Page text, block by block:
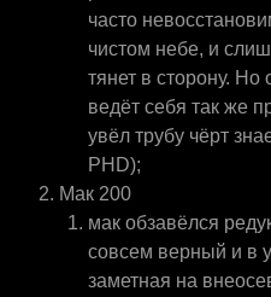
часто
чистом небе, и
тянет в сторону. Но
ведёт себя так же
увёл трубу чёрт
PHD);
Мак 200
мак обзавёлся
совсем верный и в
заметная на